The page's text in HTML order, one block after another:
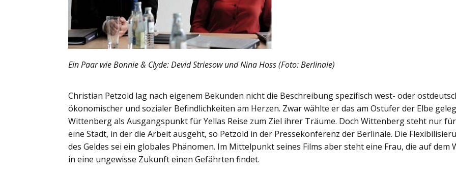
Ein Paar wie Bonnie & Clyde: Devid Striesow und Nina Hoss (Foto: Berlinale)
Christian Petzold lag nach eigenem Bekunden nicht die Beschreibung spezifisch west- oder
ökonomischer und sozialer Befindlichkeiten am Herzen. Zwar wählte er das am Ostufer der Elbe
Wittenberg als Ausgangspunkt für Yellas Reise zum Ziel ihrer Träume. Doch Wittenberg steht nur für
eine Stadt, in der die Arbeit ausgeht, so Petzold in der Pressekonferenz der Berlinale. Die
des Geldes sei ein globales Phänomen. Im Mittelpunkt seines Films aber steht eine Frau, die auf dem
in eine ungewisse Zukunft einen Gefährten findet.